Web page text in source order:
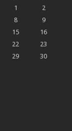
1
2
8
9
15
16
22
23
29
30